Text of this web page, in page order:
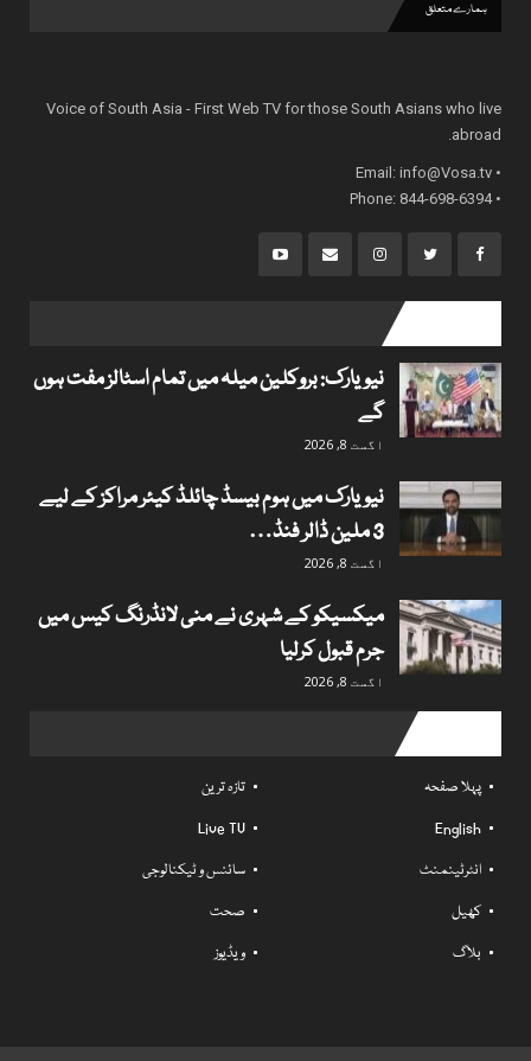
ہمارے متعلق
Voice of South Asia - First Web TV for those South Asians who live
abroad.
• Email:
info@Vosa.tv
• Phone: 844-698-6394
نیویارک: بروکلین میلہ میں تمام اسٹالز مفت ہوں
گے
اگست 8, 2026
نیویارک میں ہوم بیسڈ چائلڈ کیئر مراکز کے لیے
3 ملین ڈالر فنڈ…
اگست 8, 2026
میکسیکو کے شہری نے منی لانڈرنگ کیس میں
جرم قبول کرلیا
اگست 8, 2026
پہلا صفحہ
تازہ ترین
English
Live TV
انٹرٹینمنٹ
سائنس و ٹیکنالوجی
کھیل
صحت
بلاگ
ویڈیوز